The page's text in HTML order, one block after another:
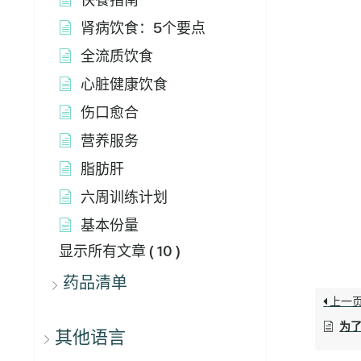
肾病饮食：5个要点
全流质饮食
心脏健康饮食
伤口愈合
营养服务
脂肪肝
六周训练计划
基本份量
显示所有文章 ( 10 )
药品清单
其他语言
上一
为